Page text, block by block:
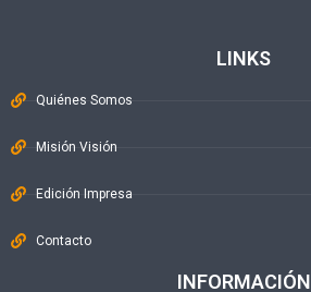
LINKS
Quiénes Somos
Misión Visión
Edición Impresa
Contacto
INFORMACIÓN